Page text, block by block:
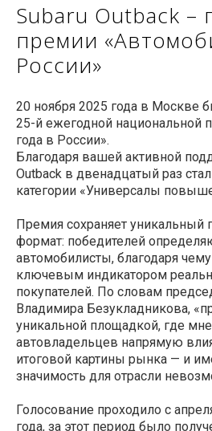
Subaru Outback –
премии
России»
20 ноября 2025 года в Москве
25-й ежегодной национальной
года в России».
Благодаря вашей активной
Outback в двенадцатый раз
категории «Универсалы
Премия сохраняет уникальный
формат: победителей
автомобилисты, благодаря чему
ключевым индикатором
покупателей. По словам
Владимира Безукладникова,
уникальной площадкой, где
автовладельцев напрямую
итоговой картины рынка — и
значимость для отрасли
Голосование проходило с
года, за этот период было